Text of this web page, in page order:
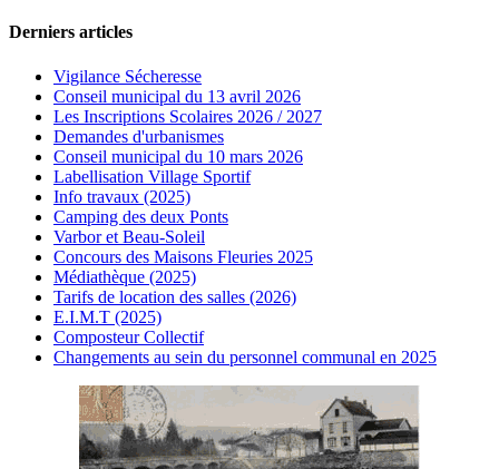
Derniers articles
Vigilance Sécheresse
Conseil municipal du 13 avril 2026
Les Inscriptions Scolaires 2026 / 2027
Demandes d'urbanismes
Conseil municipal du 10 mars 2026
Labellisation Village Sportif
Info travaux (2025)
Camping des deux Ponts
Varbor et Beau-Soleil
Concours des Maisons Fleuries 2025
Médiathèque (2025)
Tarifs de location des salles (2026)
E.I.M.T (2025)
Composteur Collectif
Changements au sein du personnel communal en 2025